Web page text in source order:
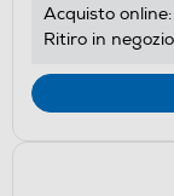
Acquisto online:
Ritiro in